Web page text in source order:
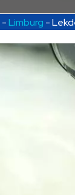
-Limburg -